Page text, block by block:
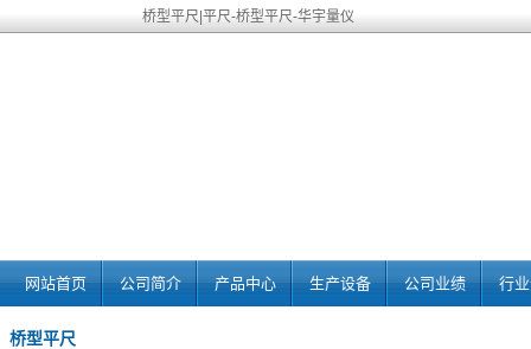
桥型平尺|平尺-桥型平尺-华宇量仪
网站首页 公司简介 产品中心 生产设备 公司业绩 行
桥型平尺